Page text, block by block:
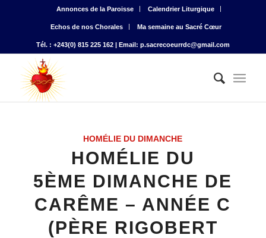
Annonces de la Paroisse Calendrier Liturgique
Echos de nos Chorales Ma semaine au Sacré Cœur
Tél. : +243(0) 815 225 162 | Email: p.sacrecoeurrdc@gmail.com
HOMÉLIE DU DIMANCHE
HOMÉLIE DU
5ÈME DIMANCHE DE
CARÊME – ANNÉE C
(PÈRE RIGOBERT